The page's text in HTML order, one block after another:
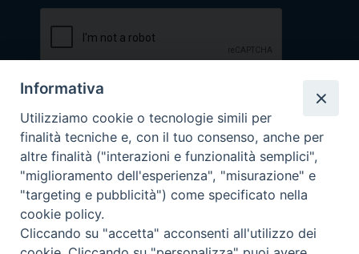
HOME SEGRETERIA NEWS
Informativa
Utilizziamo cookie o tecnologie simili per
finalità tecniche e, con il tuo consenso, anche per
altre finalità ("interazioni e funzionalità semplici",
"miglioramento dell'esperienza", "misurazione" e
"targeting e pubblicità") come specificato nella
cookie policy.
Cliccando su "accetta" acconsenti all'utilizzo dei